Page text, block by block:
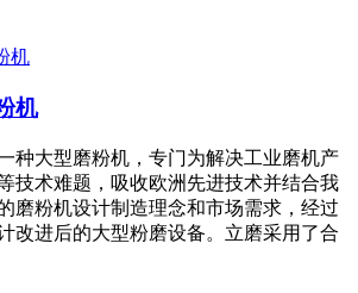
机
种大型磨粉机，专门为解决工业磨机产
技术难题，吸收欧洲先进技术并结合我
磨粉机设计制造理念和市场需求，经过
改进后的大型粉磨设备。立磨采用了合